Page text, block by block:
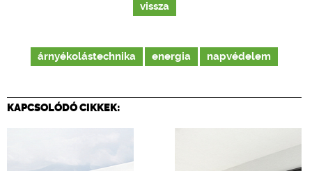
vissza
árnyékolástechnika energia napvédelem
KAPCSOLÓDÓ CIKKEK: